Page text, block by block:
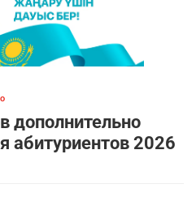
дополнительно
абитуриентов 2026